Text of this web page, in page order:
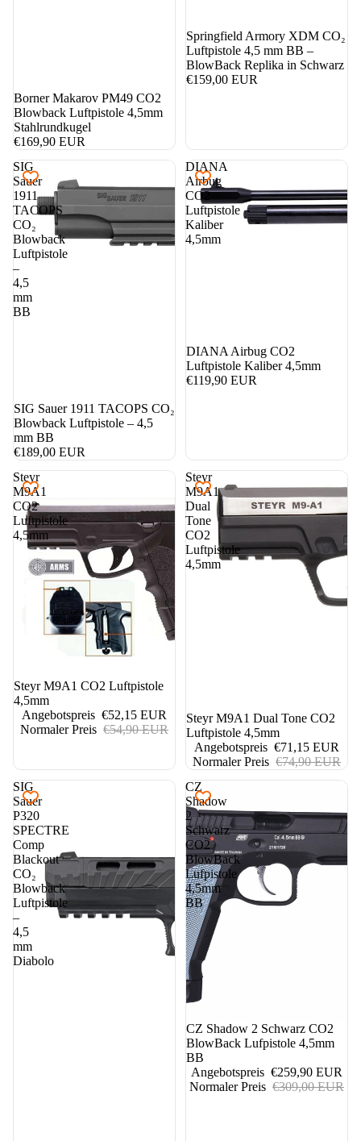
Borner Makarov PM49 CO2
Blowback Luftpistole 4,5mm
Stahlrundkugel
€169,90 EUR
Springfield Armory XDM CO₂
Luftpistole 4,5 mm BB –
BlowBack Replika in Schwarz
€159,00 EUR
SIG
Sauer
1911
TACOPS
CO₂
Blowback
Luftpistole
–
4,5
mm
BB
SIG Sauer 1911 TACOPS CO₂
Blowback Luftpistole – 4,5
mm BB
€189,00 EUR
DIANA
Airbug
CO2
Luftpistole
Kaliber
4,5mm
DIANA Airbug CO2
Luftpistole Kaliber 4,5mm
€119,90 EUR
Steyr
M9A1
CO2
Luftpistole
4,5mm
5%
Steyr M9A1 CO2 Luftpistole
4,5mm
Angebotspreis €52,15 EUR
Normaler Preis €54,90 EUR
Steyr
M9A1
Dual
Tone
CO2
Luftpistole
4,5mm
5%
Steyr M9A1 Dual Tone CO2
Luftpistole 4,5mm
Angebotspreis €71,15 EUR
Normaler Preis €74,90 EUR
SIG
Sauer
P320
SPECTRE
Comp
Blackout
CO₂
Blowback
Luftpistole
–
4,5
mm
Diabolo
CZ
Shadow
2
Schwarz
CO2
BlowBack
Lufpistole
4,5mm
BB
16%
CZ Shadow 2 Schwarz CO2
BlowBack Lufpistole 4,5mm
BB
Angebotspreis €259,90 EUR
Normaler Preis €309,00 EUR